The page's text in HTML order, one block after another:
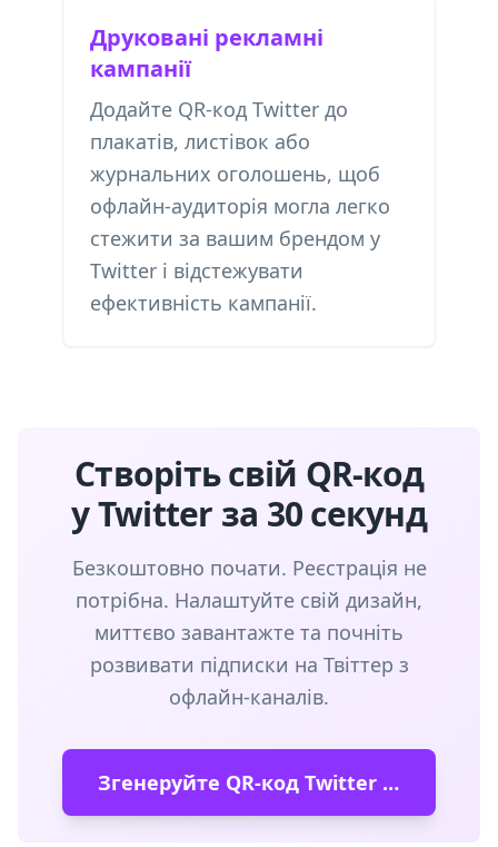
Друковані рекламні
кампанії
Додайте QR-код Twitter до
плакатів, листівок або
журнальних оголошень, щоб
офлайн-аудиторія могла легко
стежити за вашим брендом у
Twitter і відстежувати
ефективність кампанії.
Створіть свій QR-код
у Twitter за 30 секунд
Безкоштовно почати. Реєстрація не
потрібна. Налаштуйте свій дизайн,
миттєво завантажте та почніть
розвивати підписки на Твіттер з
офлайн-каналів.
Згенеруйте QR-код Twitter безкоштовно